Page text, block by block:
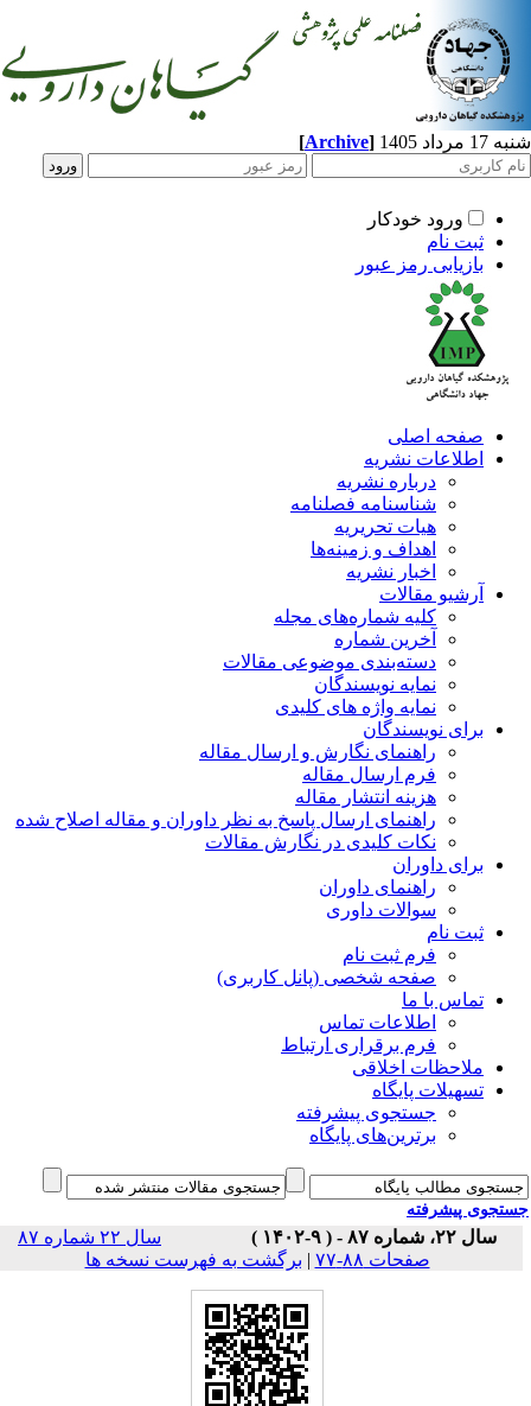
1405
[Archive]
ورود خودکار
ثبت نام
بازیابی رمز عبور
صفحه اصلی
اطلاعات نشریه
درباره نشریه
شناسنامه فصلنامه
هیات تحریریه
اهداف و زمینه‌ها
اخبار نشریه
آرشیو مقالات
کلیه شماره‌های مجله
آخرین شماره
دسته‌بندی موضوعی مقالات
نمایه نویسندگان
نمایه واژه های کلیدی
برای نویسندگان
راهنمای نگارش و ارسال مقاله
فرم ارسال مقاله
هزینه انتشار مقاله
راهنمای ارسال پاسخ به نظر داوران و مقاله اصلاح شده
نکات کلیدی در نگارش مقالات
برای داوران
راهنمای داوران
سوالات داوری
ثبت نام
فرم ثبت نام
صفحه شخصی (پانل کاربری)
تماس با ما
اطلاعات تماس
فرم برقراری ارتباط
ملاحظات اخلاقی
تسهیلات پایگاه
جستجوی پیشرفته
برترین‌های پایگاه
پیشرفته
سال ۲۲، شماره ۸۷ - ( ۹-۱۴۰۲ )
سال ۲۲ شماره ۸۷
صفحات ۸۸-۷۷
|برگشت به فهرست نسخه ها